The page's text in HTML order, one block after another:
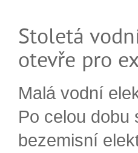
Stoletá
otevře pro
Malá vodní
Po celou dobu
bezemisní